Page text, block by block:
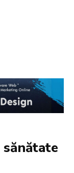
sănătate